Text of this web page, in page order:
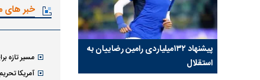
خبر های
مسیر تازه
آمریکا
پیشنهاد ۱۳۲میلیاردی رامین رضاییان به
استقلال
هافبک گابنی در